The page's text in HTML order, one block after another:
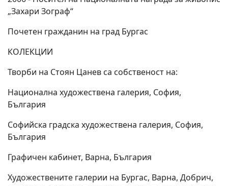
„Захари Зограф“
Почетен гражданин на град Бургас
КОЛЕКЦИИ
Творби на Стоян Цанев са собственост на:
Национална художествена галерия, София,
България
Софийска градска художествена галерия, София,
България
Графичен кабинет, Варна, България
Художествените галерии на Бургас, Варна, Добрич,